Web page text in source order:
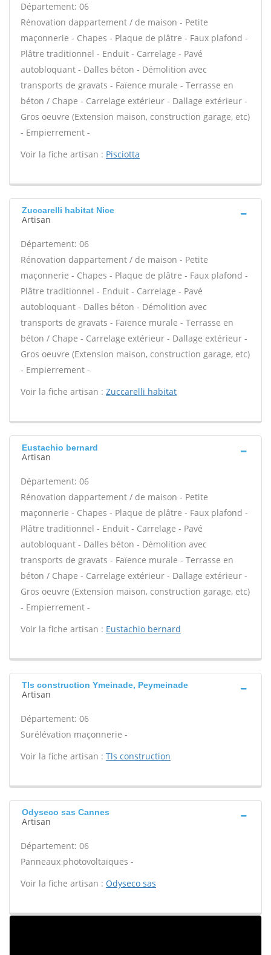
Département: 06
Rénovation dappartement / de maison - Petite
maçonnerie - Chapes - Plaque de plâtre - Faux plafond -
Plâtre traditionnel - Enduit - Carrelage - Pavé
autobloquant - Dalles béton - Démolition avec
transports de gravats - Faïence murale - Terrasse en
béton / Chape - Carrelage extérieur - Dallage extérieur -
Gros oeuvre (Extension maison, construction garage, etc)
- Empierrement -
Voir la fiche artisan : Pisciotta
Zuccarelli habitat Nice
Artisan
Département: 06
Rénovation dappartement / de maison - Petite
maçonnerie - Chapes - Plaque de plâtre - Faux plafond -
Plâtre traditionnel - Enduit - Carrelage - Pavé
autobloquant - Dalles béton - Démolition avec
transports de gravats - Faïence murale - Terrasse en
béton / Chape - Carrelage extérieur - Dallage extérieur -
Gros oeuvre (Extension maison, construction garage, etc)
- Empierrement -
Voir la fiche artisan : Zuccarelli habitat
Eustachio bernard
Artisan
Département: 06
Rénovation dappartement / de maison - Petite
maçonnerie - Chapes - Plaque de plâtre - Faux plafond -
Plâtre traditionnel - Enduit - Carrelage - Pavé
autobloquant - Dalles béton - Démolition avec
transports de gravats - Faïence murale - Terrasse en
béton / Chape - Carrelage extérieur - Dallage extérieur -
Gros oeuvre (Extension maison, construction garage, etc)
- Empierrement -
Voir la fiche artisan : Eustachio bernard
Tls construction Ymeinade, Peymeinade
Artisan
Département: 06
Surélévation maçonnerie -
Voir la fiche artisan : Tls construction
Odyseco sas Cannes
Artisan
Département: 06
Panneaux photovoltaïques -
Voir la fiche artisan : Odyseco sas